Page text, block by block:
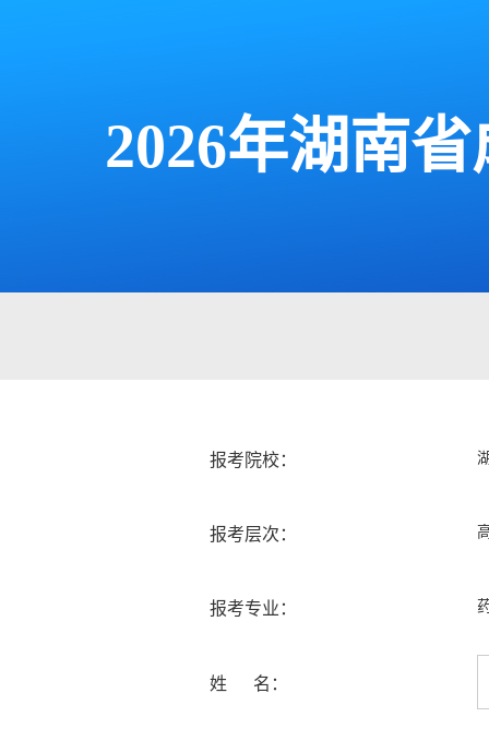
2026年湖南
报考院校：
报考层次：
报考专业：
姓 名：